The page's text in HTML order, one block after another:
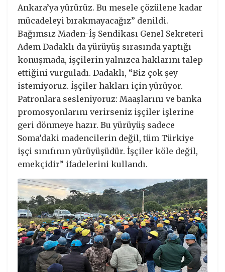
Ankara’ya yürürüz. Bu mesele çözülene kadar
mücadeleyi bırakmayacağız” denildi.
Bağımsız Maden-İş Sendikası Genel Sekreteri
Adem Dadaklı da yürüyüş sırasında yaptığı
konuşmada, işçilerin yalnızca haklarını talep
ettiğini vurguladı. Dadaklı, “Biz çok şey
istemiyoruz. İşçiler hakları için yürüyor.
Patronlara sesleniyoruz: Maaşlarını ve banka
promosyonlarını verirseniz işçiler işlerine
geri dönmeye hazır. Bu yürüyüş sadece
Soma’daki madencilerin değil, tüm Türkiye
işçi sınıfının yürüyüşüdür. İşçiler köle değil,
emekçidir” ifadelerini kullandı.